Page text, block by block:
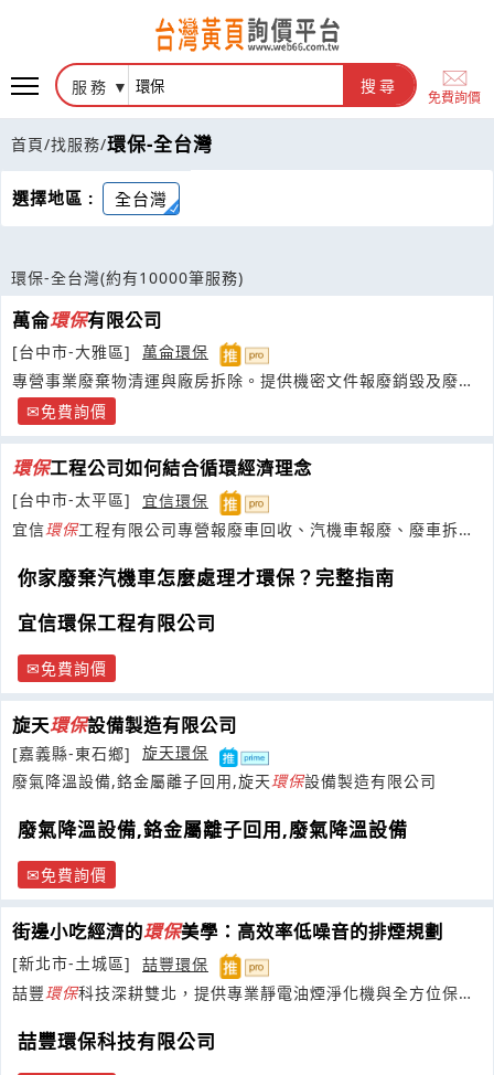
服務 搜尋
免費詢價
首頁/找服務/環保-全台灣
選擇地區 : 全台灣
環保-全台灣(約有10000筆服務)
萬侖環保有限公司
[台中市-大雅區]
萬侖環保
專營事業廢棄物清運與廠房拆除。提供機密文件報廢銷毀及廢料
回收，免費詢價
環保工程公司如何結合循環經濟理念
[台中市-太平區]
宜信環保
宜信環保工程有限公司專營報廢車回收、汽機車報廢、廢車拆
你家廢棄汽機車怎麼處理才環保？完整指南
宜信環保工程有限公司
免費詢價
旋天環保設備製造有限公司
[嘉義縣-東石鄉]
旋天環保
廢氣降溫設備,鉻金屬離子回用,旋天環保設備製造有限公司
廢氣降溫設備,鉻金屬離子回用,廢氣降溫設備
免費詢價
街邊小吃經濟的環保美學：高效率低噪音的排煙規劃
[新北市-土城區]
喆豐環保
喆豐環保科技深耕雙北，提供專業靜電油煙淨化機與全方位保養
喆豐環保科技有限公司